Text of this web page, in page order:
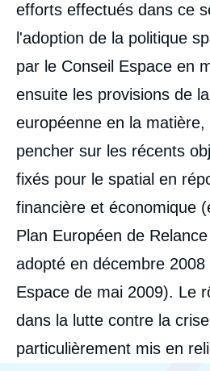
efforts effectués dans ce
l'adoption de la politique
par le Conseil Espace en
ensuite les provisions de
européenne en la
pencher sur les récents
fixés pour le spatial en
financière et économique
Plan Européen de
adopté en décembre 2008
Espace de mai 2009). Le
dans la lutte contre la
particulièrement mis en